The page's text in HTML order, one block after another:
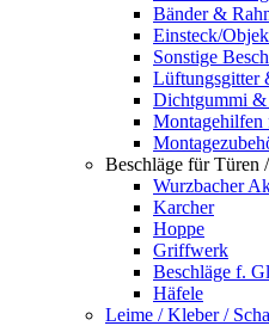
Bänder &
Einsteck/
Sonstige
Lüftungsgitter
Dichtgummi
Montagehilfen
Beschläge für Türen
Wurzbacher
Karcher
Hoppe
Griffwerk
Beschläge f.
Häfele
Leime / Kleber /